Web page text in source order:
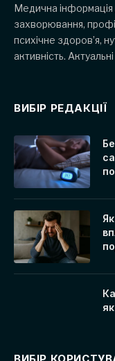
Медична інформація
захворювання,
психічне здоров’я,
активність.
ВИБІР РЕДАКЦІЇ